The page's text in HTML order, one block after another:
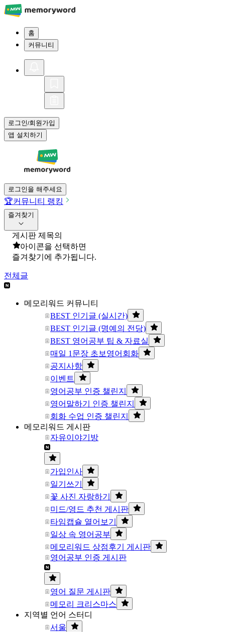
홈
커뮤니티
로그인/회원가입
앱 설치하기
로그인을 해주세요
🏆커뮤니티 랭킹
즐겨찾기
게시판 제목의
아이콘을 선택하면
즐겨찾기에 추가됩니다.
전체글
메모리워드 커뮤니티
BEST 인기글 (실시간)
BEST 인기글 (명예의 전당)
BEST 영어공부 팁 & 자료실
매일 1문장 초보영어회화
공지사항
이벤트
영어공부 인증 챌린지
영어말하기 인증 챌린지
회화 수업 인증 챌린지
메모리워드 게시판
자유이야기방
가입인사
일기쓰기
꽃 사진 자랑하기
미드/영드 추천 게시판
타임캡슐 열어보기
일상 속 영어공부
메모리워드 상점후기 게시판
영어공부 인증 게시판
영어 질문 게시판
메모리 크리스마스
지역별 언어 스터디
서울